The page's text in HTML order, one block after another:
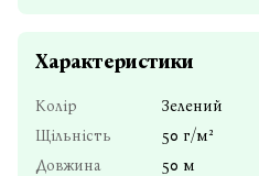
Характеристики
Колір
Зелений
Щільність
50 г/м²
Довжина
50 м